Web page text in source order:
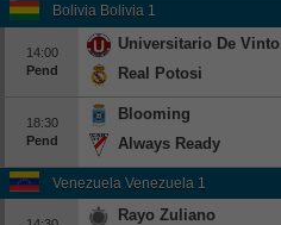
Bolivia Bolivia 1
14:00
Pend
Universitario De Vinto
Real Potosi
18:30
Pend
Blooming
Always Ready
Venezuela Venezuela 1
Rayo Zuliano
España
ACB
Estados Unidos